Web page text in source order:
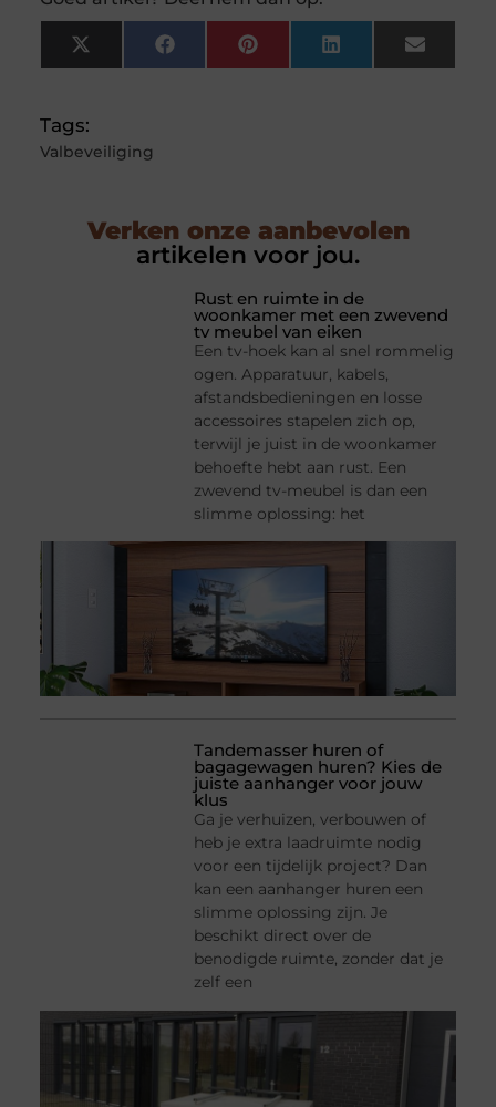
X
(Twitter)
FacebookPinterestLinkedInEmail
Tags:
Valbeveiliging
Verken onze aanbevolen
artikelen voor jou.
Rust en ruimte in de
woonkamer met een zwevend
tv meubel van eiken
Een tv-hoek kan al snel rommelig
ogen. Apparatuur, kabels,
afstandsbedieningen en losse
accessoires stapelen zich op,
terwijl je juist in de woonkamer
behoefte hebt aan rust. Een
zwevend tv-meubel is dan een
slimme oplossing: het
Tandemasser huren of
bagagewagen huren? Kies de
juiste aanhanger voor jouw
klus
Ga je verhuizen, verbouwen of
heb je extra laadruimte nodig
voor een tijdelijk project? Dan
kan een aanhanger huren een
slimme oplossing zijn. Je
beschikt direct over de
benodigde ruimte, zonder dat je
zelf een